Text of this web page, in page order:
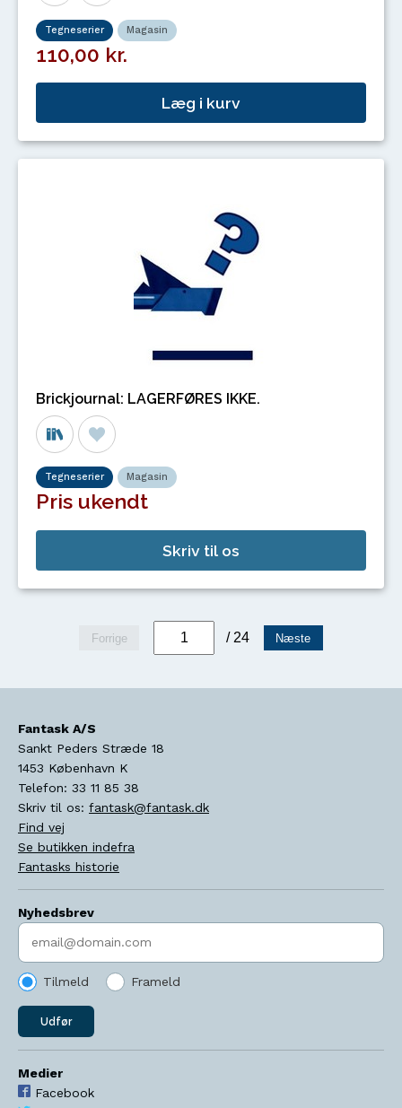
Tegneserier Magasin
110,00 kr.
Læg i kurv
Brickjournal: LAGERFØRES IKKE.
Tegneserier Magasin
Pris ukendt
Skriv til os
Forrige / 24 Næste
Fantask A/S
Sankt Peders Stræde 18
1453 København K
Telefon: 33 11 85 38
Skriv til os: fantask@fantask.dk
Find vej
Se butikken indefra
Fantasks historie
Nyhedsbrev
Indtast søgeord
Tilmeld Frameld
Udfør
Medier
Facebook